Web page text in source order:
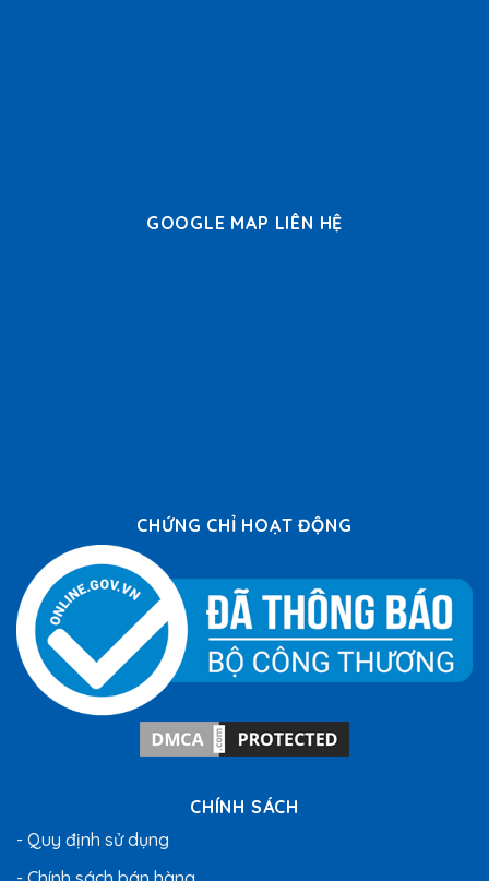
GOOGLE MAP LIÊN HỆ
CHỨNG CHỈ HOẠT ĐỘNG
CHÍNH SÁCH
- Quy định sử dụng